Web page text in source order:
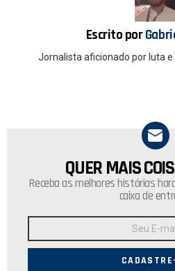
Escrito por
Jornalista aficionado por luta
NEWSLETTER
QUER MAIS
Receba as melhores histórias
caixa de
E-